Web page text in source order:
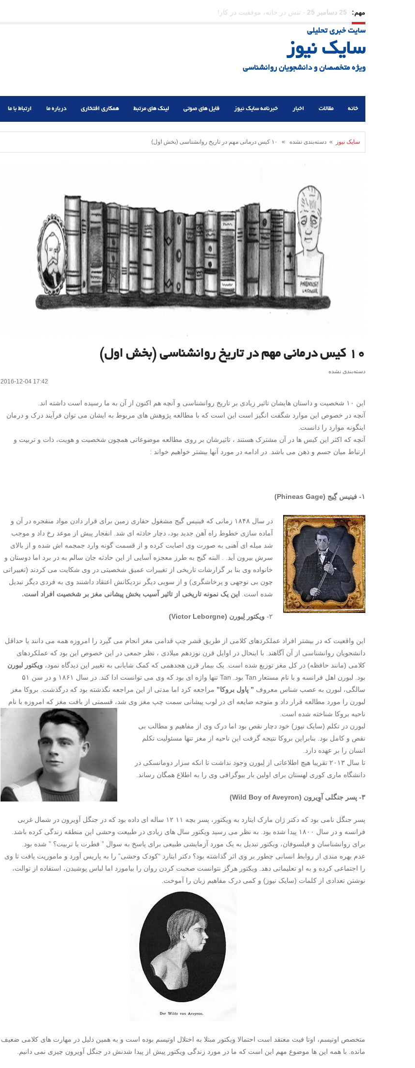
مهم: 23 دسامبر 25 - چرا اراده می‌کنیم ولی شکست می‌خوریم؟
21 دسامبر 25
سایت خبری تحلیلی
سایک نیوز
ویژه متخصصان و دانشجویان روانشناسی
خانه مقالات اخبار خبرنامه سایک نیوز فایل های صوتی لینک های مرتبط همکاری افتخاری درباره ما ارتباط با ما
سایک نیوز » دسته‌بندی نشده » ۱۰ کیس درمانی مهم در تاریخ روانشناسی (بخش اول)
۱۰ کیس درمانی مهم در تاریخ روانشناسی (بخش اول)
دسته‌بندی نشده
2016-12-04 17:42
این ۱۰ شخصیت و داستان هایشان تاثیر زیادی بر تاریخ روانشناسی و آنچه هم اکنون از آن به ما رسیده است داشته اند.
آنچه در خصوص این موارد شگفت انگیز است این است که با مطالعه پژوهش های مربوط به ایشان می توان فرآیند درک و درمان
اینگونه موارد را دانست.
آنچه که اکثر این کیس ها در آن مشترک هستند ، تاثیرشان بر روی مطالعه موضوعاتی همچون شخصیت و هویت، ذات و تربیت و
ارتباط میان جسم و ذهن می باشد. در ادامه در مورد آنها بیشتر خواهیم خواند :
۱- فینیس گِیج ( Phineas Gage
)
در سال ۱۸۴۸ زمانی که فینیس گیج مشغول حفاری زمین برای قرار دادن
مواد منفجره در آن و
آماده سازی خطوط راه آهن جدید بود، دچار حادثه ای شد. انفجار پیش از موعد رخ داد و موجب
شد میله ای آهنی به صورت وی اصابت کرده و از قسمت گونه وارد جمجمه اش شده و از بالای
سرش بیرون آید. . البته گیج به طرز معجزه آسایی از این حادثه جان سالم به در برد اما دوستان و
خانواده وی بنا بر گزارشات تاریخی از تغییرات عمیق شخصیتی در وی شکایت می کردند (تغییراتی
چون بی توجهی و پرخاشگری) و از سویی دیگر نزدیکانش اعتقاد داشتند وی به فردی دیگر تبدیل
شده است. این یک نمونه تاریخی از تاثیر آسیب بخش پیشانی مغز بر شخصیت افراد است.
۲- ویکتور لِبورن (
Victor Leborgne
)
این واقعیت که در بیشتر افراد عملکردهای کلامی از طریق قشر چپ قدامی مغز انجام می گیرد را امروزه همه می دانند یا حداقل
دانشجویان روانشناسی از آن آگاهند. با اینحال در اوایل قرن نوزدهم میلادی ، نظر جمعی در این خصوص این بود که عملکردهای
کلامی (مانند حافظه) در کل مغز توزیع شده است. یک بیمار قرن هجدهمی که کمک شایانی به تغییر این دیدگاه نمود، ویکتور لبورن
بود. لبورن اهل فرانسه و با نام مستعار Tan بود. Tan تنها واژه ای بود که وی می توانست ادا کند. در سال ۱۸۶۱ و در سن ۵۱
سالگی، لبورن به عصب شناس معروف ” پاول بروکا” مراجعه کرد اما مدتی از این مراجعه نگذشته بود که درگذشت. بروکا مغز
لبورن را مورد مطالعه قرار داد و متوجه ضایعه ای در لوب پیشانی سمت چپ مغز وی شد، قسمتی از بافت مغز که امروزه با نام
ناحیه بروکا شناخته شده است.
لبورن در تکلم (سایک نیوز) خود دچار نقص بود اما درک وی از مفاهیم و مطالب بی
نقص و کامل بود. بنابراین بروکا نتیجه گرفت این ناحیه از مغز تنها مسئولیت تکلم
انسان را بر عهده دارد.
تا سال ۲۰۱۳ تقریبا هیچ اطلاعاتی از لِبورن وجود نداشت تا انکه سزار دومانسکی در
دانشگاه ماری کوری لهستان برای اولین بار بیوگرافی وی را به اطلاع همگان رساند.
۳- پسر جنگلی آوِیرون ( Wild Boy of Aveyron
)
پسر جنگل نامی بود که دکتر ژان مارک ایتارد به ویکتور، پسر بچه ۱۱ ۱۲ ساله ای داده بود که در جنگل آویرون در شمال غربی
فرانسه و در سال ۱۸۰۰ پیدا شده بود. به نظر می رسید ویکتور سال های زیادی در طبیعت وحشی این منطقه زندگی کرده باشد.
برای روانشناسان و فیلسوفان، ویکتور تبدیل به یک مورد آزمایشی طبیعی برای پاسخ به سوال ” فطرت یا تربیت؟ ” شده بود.
عدم بهره مندی از روابط انسانی چطور بر وی اثر گذاشته بود؟ دکتر ایتارد “کودک وحشی” را به پاریس آورد و ماموریت یافت تا وی
را اجتماعی کرده و به او تعلیماتی دهد. ویکتور هرگز نتوانست صحبت کردن روان را بیاموزد اما لباس پوشیدن، استفاده از توالت،
نوشتن تعدادی از کلمات (سایک نیوز) و کمی درک مفاهیم زبان را آموخت.
متخصص اوتیسم، اوتا فیث معتقد است احتمالا ویکتور مبتلا به اختلال اوتیسم بوده است و به همین دلیل در مهارت های کلامی ضعیف
مانده. با همه این ها موضوع مهم این است که ما در مورد زندگی ویکتور پیش از پیدا شدنش در جنگل آویرون چیزی نمی دانیم.